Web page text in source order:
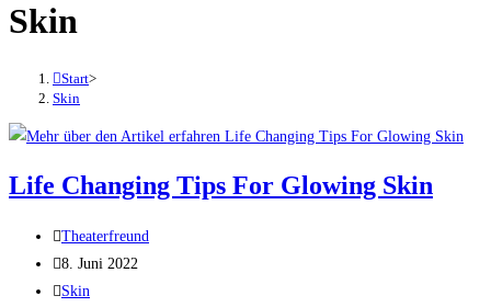
Skin
Start>
Skin
Life Changing Tips For Glowing Skin
Theaterfreund
8. Juni 2022
Skin